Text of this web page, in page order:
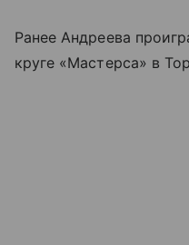
Ранее Андреева
круге «Мастерса» в